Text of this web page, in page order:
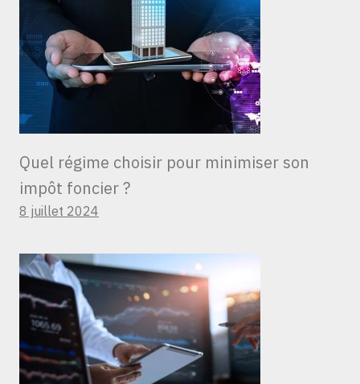
Quel régime choisir pour minimiser son
impôt foncier ?
8 juillet 2024